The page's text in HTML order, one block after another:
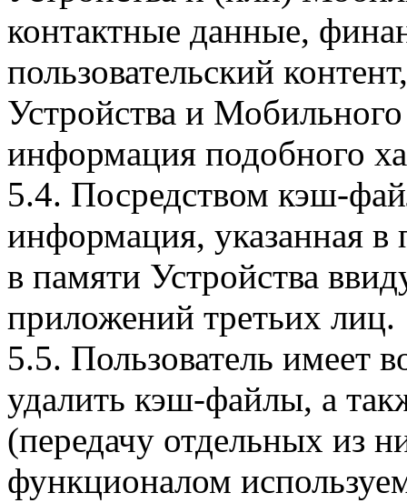
контактные данные,
пользовательский
Устройства и
информация подобного
5.4. Посредством кэш-
информация, указанная в
в памяти Устройства
приложений третьих лиц.
5.5. Пользователь имеет
удалить кэш-файлы, а
(передачу отдельных из
функционалом